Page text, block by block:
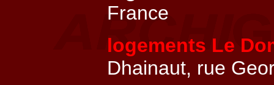
France
logements Le
Dhainaut, rue